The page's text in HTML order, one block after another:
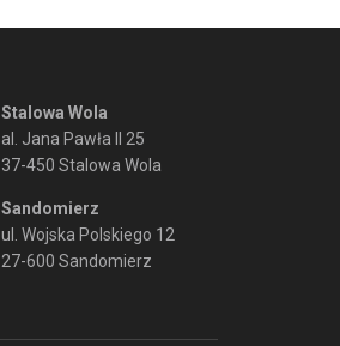
Stalowa Wola
al. Jana Pawła II 25
37-450 Stalowa Wola
Sandomierz
ul. Wojska Polskiego 12
27-600 Sandomierz